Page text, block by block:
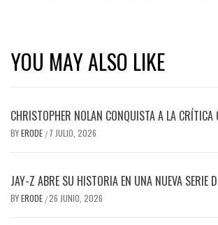
YOU MAY ALSO LIKE
CHRISTOPHER NOLAN CONQUISTA A LA CRÍTICA
BYERODE / 7 JULIO, 2026
JAY-Z ABRE SU HISTORIA EN UNA NUEVA SERIE
BYERODE /26 JUNIO, 2026